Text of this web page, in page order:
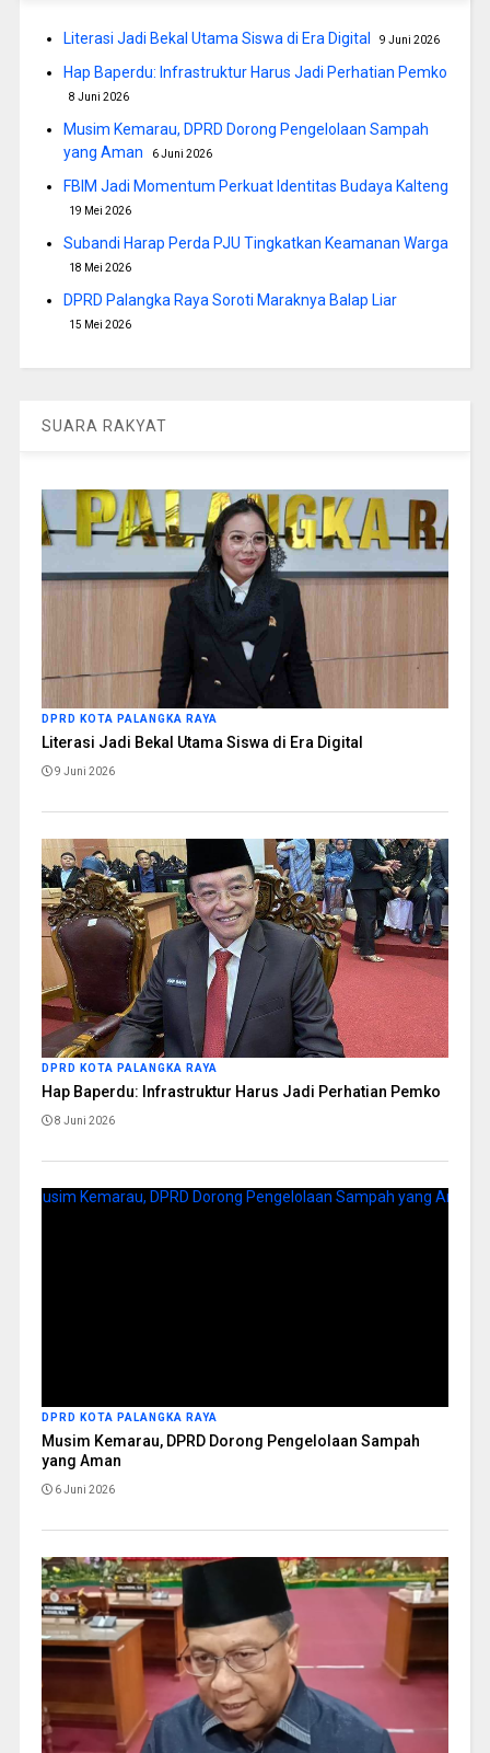
Literasi Jadi Bekal Utama Siswa di Era Digital 9 Juni 2026
Hap Baperdu: Infrastruktur Harus Jadi Perhatian Pemko
8 Juni 2026
Musim Kemarau, DPRD Dorong Pengelolaan Sampah
yang Aman
6 Juni 2026
FBIM Jadi Momentum Perkuat Identitas Budaya Kalteng
19 Mei 2026
Subandi Harap Perda PJU Tingkatkan Keamanan Warga
18 Mei 2026
DPRD Palangka Raya Soroti Maraknya Balap Liar
15 Mei 2026
SUARA RAKYAT
DPRD KOTA PALANGKA RAYA
Literasi Jadi Bekal Utama Siswa di Era Digital
9 Juni 2026
DPRD KOTA PALANGKA RAYA
Hap Baperdu: Infrastruktur Harus Jadi Perhatian Pemko
8 Juni 2026
DPRD KOTA PALANGKA RAYA
Musim Kemarau, DPRD Dorong Pengelolaan Sampah
yang Aman
6 Juni 2026